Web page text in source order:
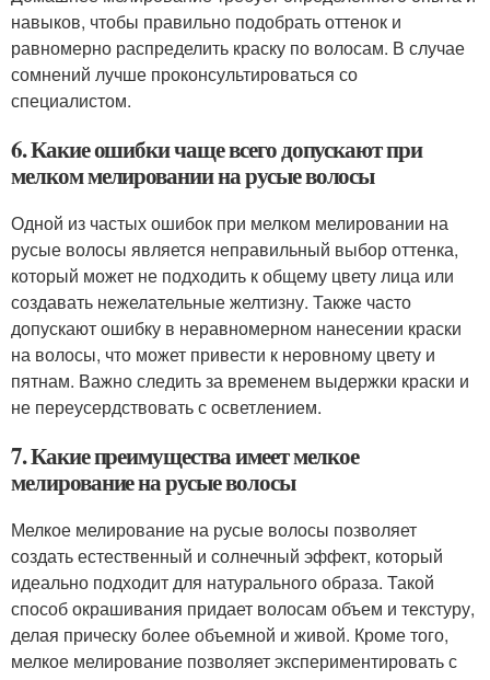
навыков, чтобы правильно подобрать оттенок и
равномерно распределить краску по волосам. В случае
сомнений лучше проконсультироваться со
специалистом.
6. Какие ошибки чаще всего допускают при
мелком мелировании на русые волосы
Одной из частых ошибок при мелком мелировании на
русые волосы является неправильный выбор оттенка,
который может не подходить к общему цвету лица или
создавать нежелательные желтизну. Также часто
допускают ошибку в неравномерном нанесении краски
на волосы, что может привести к неровному цвету и
пятнам. Важно следить за временем выдержки краски и
не переусердствовать с осветлением.
7. Какие преимущества имеет мелкое
мелирование на русые волосы
Мелкое мелирование на русые волосы позволяет
создать естественный и солнечный эффект, который
идеально подходит для натурального образа. Такой
способ окрашивания придает волосам объем и текстуру,
делая прическу более объемной и живой. Кроме того,
мелкое мелирование позволяет экспериментировать с